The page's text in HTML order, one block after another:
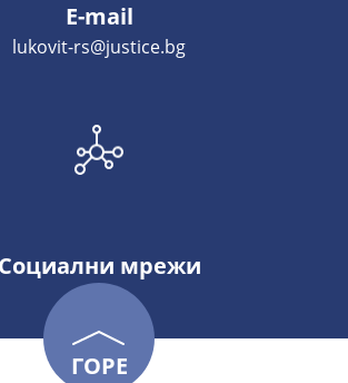
E-mail
lukovit-rs@justice.bg
Социални мрежи
ГОРЕ